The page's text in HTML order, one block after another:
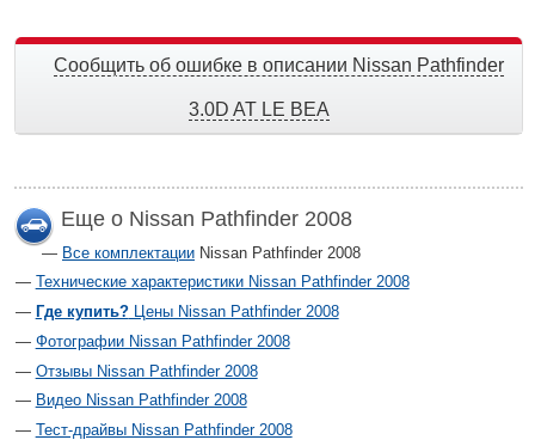
Сообщить об ошибке в описании Nissan Pathfinder
3.0D AT LE BEA
Еще о Nissan Pathfinder 2008
Все комплектации Nissan Pathfinder 2008
Технические характеристики Nissan Pathfinder 2008
Где купить?Цены Nissan Pathfinder 2008
Фотографии Nissan Pathfinder 2008
Отзывы Nissan Pathfinder 2008
Видео Nissan Pathfinder 2008
Тест-драйвы Nissan Pathfinder 2008